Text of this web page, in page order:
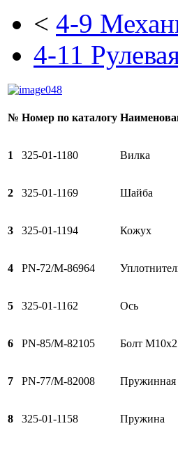
< 4-9
4-11
№ Номер по каталогу
1 325-01-1180 Вилка
2 325-01-1169 Шайба
3 325-01-1194 Кожух
4 PN-72/M-86964
5 325-01-1162 Ось
6 PN-85/M-82105 Болт
7 PN-77/M-82008 Пружинная
8 325-01-1158 Пружина